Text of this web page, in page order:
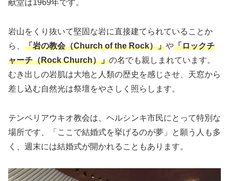
献堂は1969年です。
岩山をくり抜いて堅固な岩に直接建てられていることか
ら、 「岩の教会（Church of the Rock）」や「ロックチ
ャーチ（Rock Church）」の名でも親しまれています。
むき出しの岩肌は大地と人類の歴史を感じさせ、天窓から
差し込む自然光は祭壇をやさしく照らします。
テンペリアウキオ教会は、ヘルシンキ市民にとって特別な
場所です、「ここで結婚式を挙げるのが夢」と願う人も多
く、週末には結婚式が開かれることもあります。